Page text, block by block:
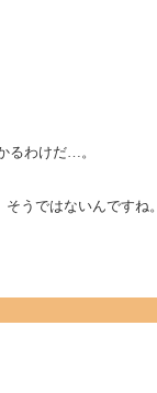
るわけだ…。
うではないんですね。